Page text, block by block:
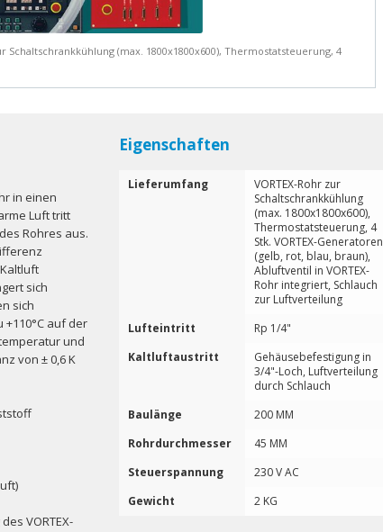
Schaltschrankkühlung (max. 1800x1800x600), Thermostatsteuerung, 4
in einen
Luft tritt
Rohres aus.
sich
sich
auf der
und
von ± 0,6 K
VORTEX-
Eigenschaften
Lieferumfang
VORTEX-Rohr zur
Schaltschrankkühlung
(max. 1800x1800x600),
Thermostatsteuerung, 4
Stk. VORTEX-Generatoren
(gelb, rot, blau, braun),
Abluftventil in VORTEX-
Rohr integriert, Schlauch
zur Luftverteilung
Lufteintritt
Rp 1/4"
Kaltluftaustritt
Gehäusebefestigung in
3/4"-Loch, Luftverteilung
durch Schlauch
Baulänge
200 MM
Rohrdurchmesser
45 MM
Steuerspannung
230 V AC
Gewicht
2 KG